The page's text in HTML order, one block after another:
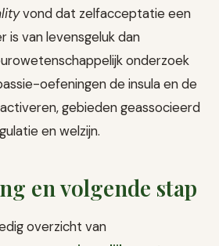
vond dat zelfacceptatie een
is van levensgeluk dan
onderzoek
oefeningen de insula en de
gebieden geassocieerd
en welzijn.
en volgende stap
overzicht van